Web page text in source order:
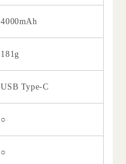
4000mAh
181g
USB Type-C
○
○